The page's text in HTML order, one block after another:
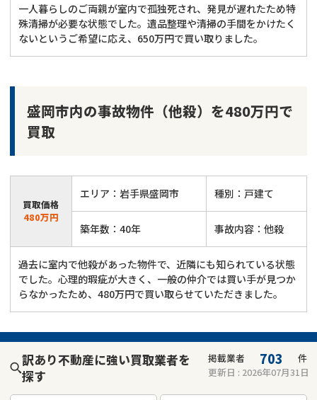
一人暮らしのご両親が室内で孤独死され、発見が遅れたため特
殊清掃が必要な状態でした。遺品整理や清掃の手間をかけたく
ないというご希望に応え、650万円で買い取りました。
盛岡市内の事故物件（他殺）を480万円で
買取
買取価格
480万円
エリア：岩手県盛岡市 種別：戸建て
築年数：40年 事故内容：他殺
過去に室内で他殺があった物件で、近隣にも知られている状態
でした。心理的瑕疵が大きく、一般の仲介では買い手が見つか
らなかったため、480万円で買い取らせていただきました。
訳あり不動産に強い買取業者を
探す
掲載業者 703
件
更新日 : 2026年07月31日